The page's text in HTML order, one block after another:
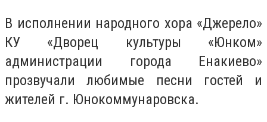
В исполнении народного хора «Джерело»
КУ «Дворец культуры «Юнком»
администрации города Енакиево»
прозвучали любимые песни гостей и
жителей г. Юнокоммунаровска.